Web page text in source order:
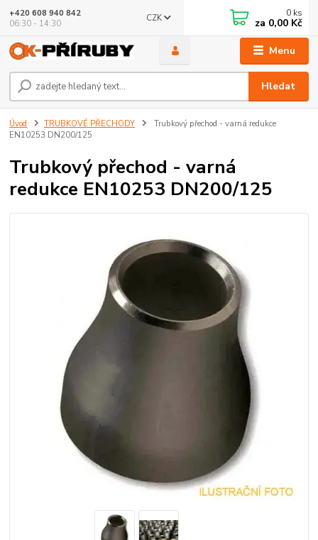
Menu
CZK
Hledat
+420 608 940 842
06:30 - 14:30
0 ks
za 0,00 Kč
Úvod TRUBKOVÉ PŘECHODY
Trubkový přechod - varná redukce
EN10253 DN200/125
Trubkový přechod - varná
redukce EN10253 DN200/125